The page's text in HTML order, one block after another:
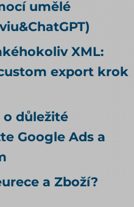
umělé
XML:
export krok
o důležité
Google Ads a
a Zboží?